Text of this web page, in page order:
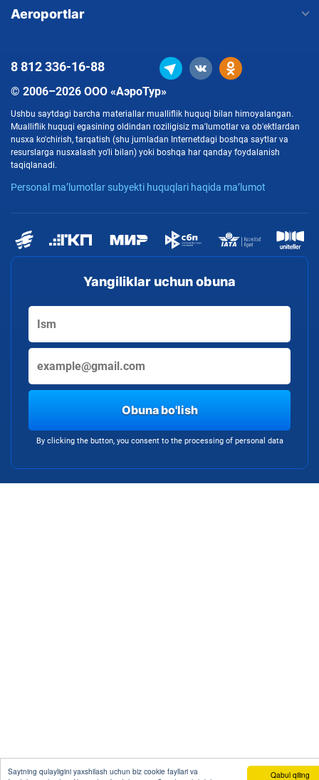
Qabul qiling
Saytning qulayligini yaxshilash uchun biz cookie fayllari va
Aeroportlar
Yangiliklar uchun obuna
Obuna bo'lish
By clicking the button, you consent to the processing of personal data
© 2006–2026 ООО «АэроТур»
Ushbu saytdagi barcha materiallar mualliflik huquqi bilan himoyalangan.
Mualliflik huquqi egasining oldindan roziligisiz ma'lumotlar va ob'ektlardan
nusxa ko'chirish, tarqatish (shu jumladan Internetdagi boshqa saytlar va
resurslarga nusxalash yo'li bilan) yoki boshqa har qanday foydalanish
taqiqlanadi.
Personal ma’lumotlar subyekti huquqlari haqida ma’lumot
8 812336-16-88